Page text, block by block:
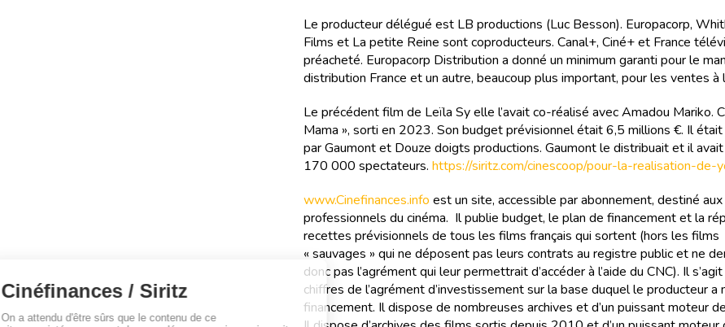
Le producteur délégué est LB productions (Luc Besson). Europacorp,
Films et La petite Reine sont coproducteurs. Canal+, Ciné+ et France
préacheté. Europacorp Distribution a donné un minimum garanti pour le
distribution France et un autre, beaucoup plus important, pour les ventes à
Le précédent film de Leïla Sy elle l’avait co-réalisé avec Amadou Mariko.
Mama », sorti en 2023. Son budget prévisionnel était 6,5 millions €. Il
par Gaumont et Douze doigts productions. Gaumont le distribuait et il
170 000 spectateurs. https://siritz.com/cinescoop/pour-la-realisation-de-
www.Cinefinances.info est un site, accessible par abonnement, destiné aux
professionnels du cinéma. Il publie budget, le plan de financement et la
recettes prévisionnels de tous les films français qui sortent (hors les films
« sauvages » qui ne déposent pas leurs contrats au registre public et ne
donc pas l’agrément qui leur permettrait d’accéder à l’aide du CNC). Il
chiffres de l’agrément d’investissement sur la base duquel le producteur a
financement. Il dispose de nombreuses archives et d’un puissant moteur